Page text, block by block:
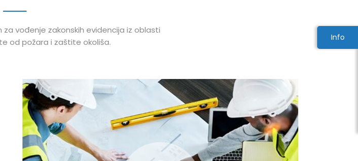
Info
vođenje zakonskih evidencija iz oblasti
od požara i zaštite okoliša.